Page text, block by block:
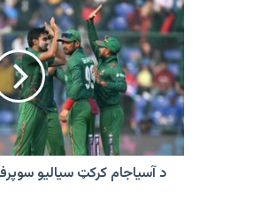
د
آسیاجام
کرکټ
سیالیو
سوپرفور
پړاو
نن
ماښام
پیلېږي
د آسیاجام کرکټ سیالیو